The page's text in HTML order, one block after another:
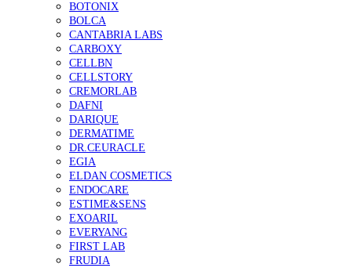
BOTONIX
BOLCA
CANTABRIA LABS
CARBOXY
CELLBN
CELLSTORY
CREMORLAB
DAFNI
DARIQUE
DERMATIME
DR.CEURACLE
EGIA
ELDAN COSMETICS
ENDOCARE
ESTIME&SENS
EXOARIL
EVERYANG
FIRST LAB
FRUDIA